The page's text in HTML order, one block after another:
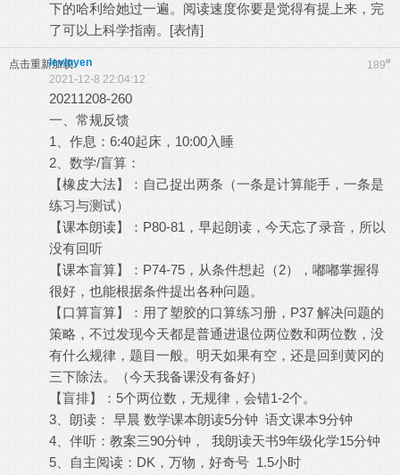
下的哈利给她过一遍。阅读速度你要是觉得有提上来，完
了可以上科学指南。[表情]
点击重新加载 189#
levinyen
2021-12-8 22:04:12
20211208-260
一、常规反馈
1、作息：6:40起床，10:00入睡
2、数学/盲算：
【橡皮大法】：自己捉出两条（一条是计算能手，一条是
练习与测试）
【课本朗读】：P80-81，早起朗读，今天忘了录音，所以
没有回听
【课本盲算】：P74-75，从条件想起（2），嘟嘟掌握得
很好，也能根据条件提出各种问题。
【口算盲算】：用了塑胶的口算练习册，P37 解决问题的
策略，不过发现今天都是普通进退位两位数和两位数，没
有什么规律，题目一般。明天如果有空，还是回到黄冈的
三下除法。（今天我备课没有备好）
【盲排】：5个两位数，无规律，会错1-2个。
3、朗读： 早晨 数学课本朗读5分钟 语文课本9分钟
4、伴听：教案三90分钟， 我朗读天书9年级化学15分钟
5、自主阅读：DK，万物，好奇号 1.5小时